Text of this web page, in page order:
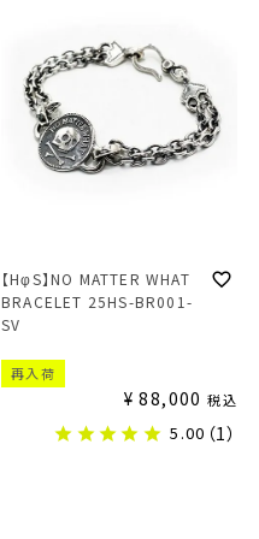
【HφS】NO MATTER WHAT
BRACELET 25HS-BR001-
SV
再入荷
¥ 88,000 税込
5.00 （1）